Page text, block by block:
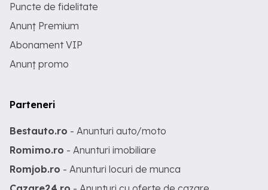
Puncte de fidelitate
Anunț Premium
Abonament VIP
Anunț promo
Parteneri
Bestauto.ro - Anunturi auto/moto
Romimo.ro - Anunturi imobiliare
Romjob.ro - Anunturi locuri de munca